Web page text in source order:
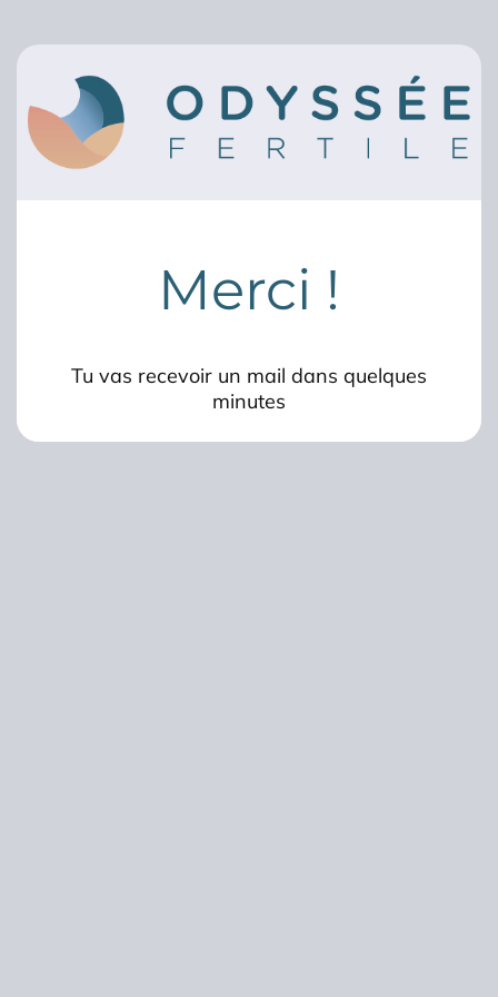
Merci !
Tu vas recevoir un mail dans quelques
minutes